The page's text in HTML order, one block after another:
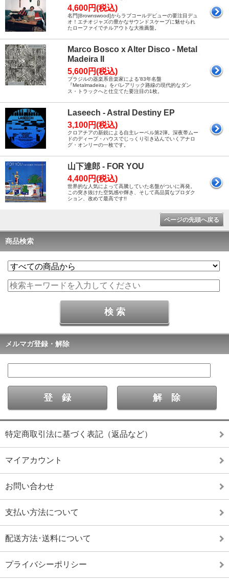
4,600円(税込)
名門[Brownswood]からラブコールデビューの要注目デュ
オ！エチオジャズの豊かなサウンドスケープに魅せられ
たローファイでチルアウトな大推薦盤。
Marco Bosco x Alter Disco - Metal
Madeira II
5,600円(税込)
ブラジルの器楽系音楽家による'83年名盤
『Metalmadeira』をバレアリック路線の現代的なダン
ス・トラックへと仕立てた要注目の1枚。
Laseech - Astral Destiny EP
3,100円(税込)
クロアチアの新鋭による自主レーベル第2弾。深夜帯ムー
ドのディープ・ハウスでじっくり引き込んでいくアナロ
グ・オンリーの一枚です。
山下達郎 - FOR YOU
4,400円(税込)
世界的な人気によって高騰していた名盤がついに再発。
この突き抜けた空気感や輝き、そして高品質なプロダク
ション、改めて最高です!!
ページの先頭へ戻る
商品検索
メルマガ登録・解除
特定商取引法に基づく表記（返品など）
マイアカウント
お問い合わせ
支払い方法について
配送方法･送料について
プライバシーポリシー